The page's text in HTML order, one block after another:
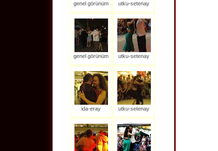
genel görünüm utku-setenay
genel görünüm utku-setenay
ida-eray utku-setenay